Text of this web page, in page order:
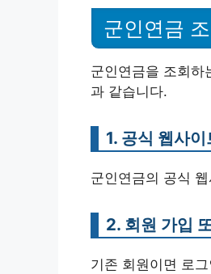
군인연금
군인연금을 조회하
과 같습니다.
1. 공식 웹사
군인연금의 공식
2. 회원 가입
기존 회원이면 로